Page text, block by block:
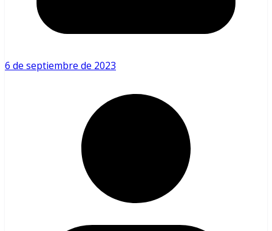
6 de septiembre de 2023